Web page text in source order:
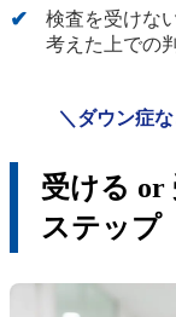
検査を受けな
考えた上での
＼ダウン症
受ける or
ステップ